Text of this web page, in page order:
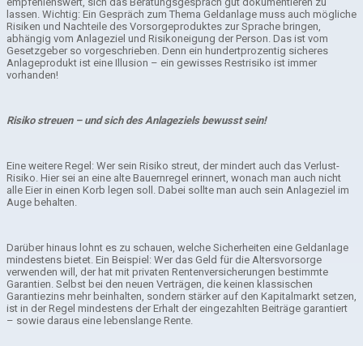
lassen. Wichtig: Ein Gespräch zum Thema Geldanlage muss auch mögliche
Risiken und Nachteile des Vorsorgeproduktes zur Sprache bringen,
abhängig vom Anlageziel und Risikoneigung der Person. Das ist vom
Gesetzgeber so vorgeschrieben. Denn ein hundertprozentig sicheres
Anlageprodukt ist eine Illusion – ein gewisses Restrisiko ist immer
vorhanden!
Risiko streuen – und sich des Anlageziels bewusst sein!
Eine weitere Regel: Wer sein Risiko streut, der mindert auch das Verlust-
Risiko. Hier sei an eine alte Bauernregel erinnert, wonach man auch nicht
alle Eier in einen Korb legen soll. Dabei sollte man auch sein Anlageziel im
Auge behalten.
Darüber hinaus lohnt es zu schauen, welche Sicherheiten eine Geldanlage
mindestens bietet. Ein Beispiel: Wer das Geld für die Altersvorsorge
verwenden will, der hat mit privaten Rentenversicherungen bestimmte
Garantien. Selbst bei den neuen Verträgen, die keinen klassischen
Garantiezins mehr beinhalten, sondern stärker auf den Kapitalmarkt setzen,
ist in der Regel mindestens der Erhalt der eingezahlten Beiträge garantiert
– sowie daraus eine lebenslange Rente.